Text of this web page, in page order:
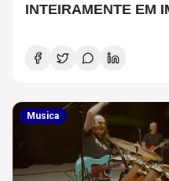
INTEIRAMENTE EM
Musica